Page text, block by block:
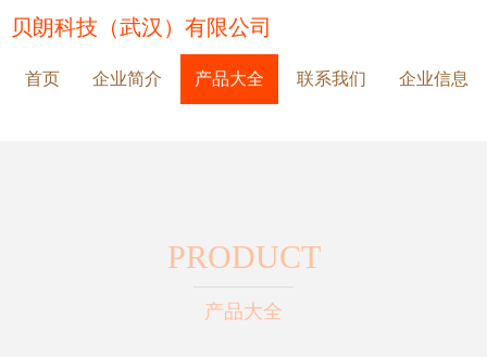
贝朗科技（武汉）有限公司
首页 企业简介 产品大全 联系我们 企业信息
PRODUCT
产品大全